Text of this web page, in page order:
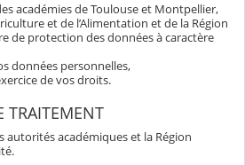
académies de Toulouse et Montpellier,
et de l’Alimentation et de la Région
de protection des données à caractère
données personnelles,
de vos droits.
TRAITEMENT
autorités académiques et la Région